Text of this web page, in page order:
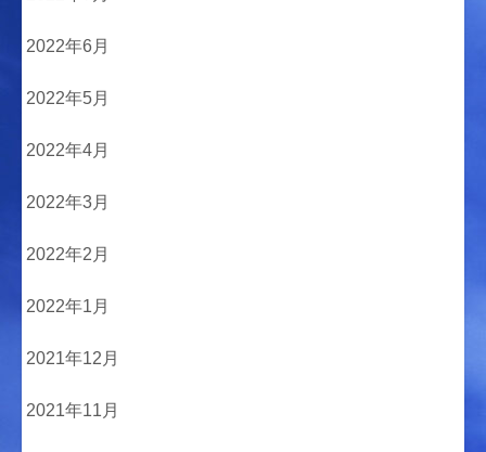
2022年6月
2022年5月
2022年4月
2022年3月
2022年2月
2022年1月
2021年12月
2021年11月